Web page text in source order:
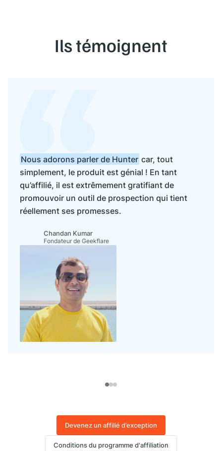
Ils témoignent
Nous adorons parler de Hunter car, tout
simplement, le produit est génial ! En tant
qu’affilié, il est extrêmement gratifiant de
promouvoir un outil de prospection qui tient
réellement ses promesses.
Chandan Kumar
Fondateur de Geekflare
Devenez un affilié d’exception
Conditions du programme d'affiliation